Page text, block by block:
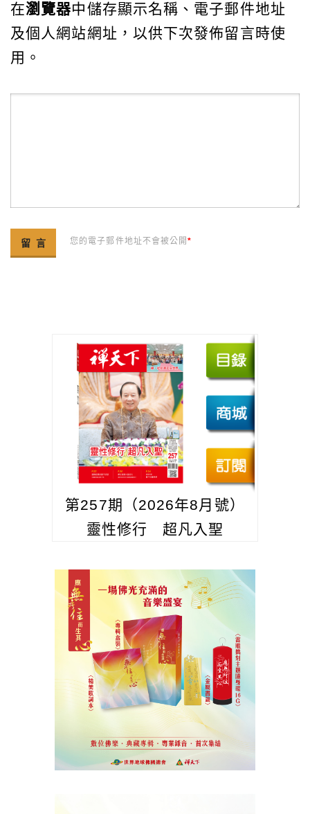
在瀏覽器中儲存顯示名稱、電子郵件地址
及個人網站網址，以供下次發佈留言時使
用。
您的電子郵件地址不會被公開*
第257期（2026年8月號）
靈性修行 超凡入聖